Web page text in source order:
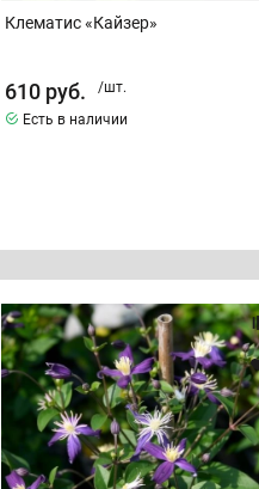
Клематис «Кайзер»
610 руб.
/шт.
Есть в наличии
Клематис
«Ароматика»